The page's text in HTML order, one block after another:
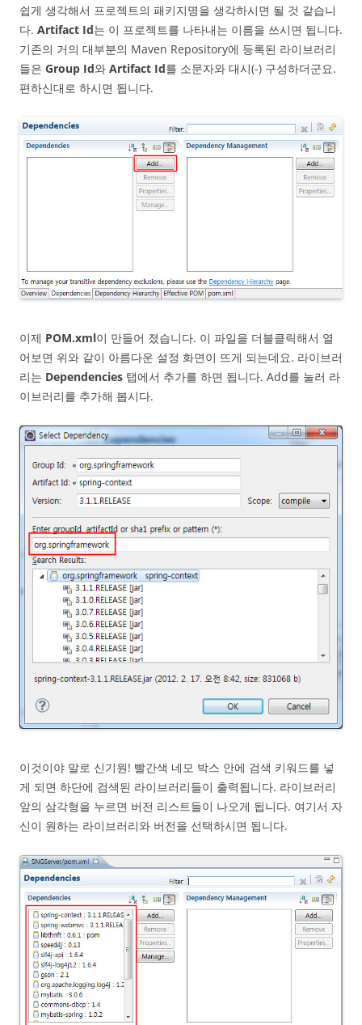
쉽게 생각해서 프로젝트의 패키지명을 생각하시면 될 것 같습니
다. Artifact Id는 이 프로젝트를 나타내는 이름을 쓰시면 됩니다.
기존의 거의 대부분의 Maven Repository에 등록된 라이브러리
들은 Group Id와 Artifact Id를 소문자와 대시(-) 구성하더군요.
편하신대로 하시면 됩니다.
이제 POM.xml이 만들어 졌습니다. 이 파일을 더블클릭해서 열
어보면 위와 같이 아름다운 설정 화면이 뜨게 되는데요. 라이브러
리는 Dependencies 탭에서 추가를 하면 됩니다. Add를 눌러 라
이브러리를 추가해 봅시다.
이것이야 말로 신기원! 빨간색 네모 박스 안에 검색 키워드를 넣
게 되면 하단에 검색된 라이브러리들이 출력됩니다. 라이브러리
앞의 삼각형을 누르면 버전 리스트들이 나오게 됩니다. 여기서 자
신이 원하는 라이브러리와 버전을 선택하시면 됩니다.